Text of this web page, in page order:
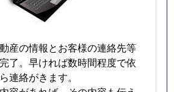
産の情報とお客様の連絡先等
了。早ければ数時間程度で依
連絡がきます。